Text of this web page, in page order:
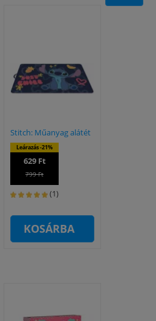
Stitch: Műanyag alátét
Leárazás -21%
629 Ft
799 Ft
(1)
KOSÁRBA